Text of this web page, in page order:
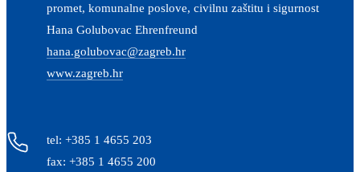
promet, komunalne poslove, civilnu zaštitu i sigurnost
Hana Golubovac Ehrenfreund
hana.golubovac@zagreb.hr
www.zagreb.hr
tel: +385 1 4655 203
fax: +385 1 4655 200